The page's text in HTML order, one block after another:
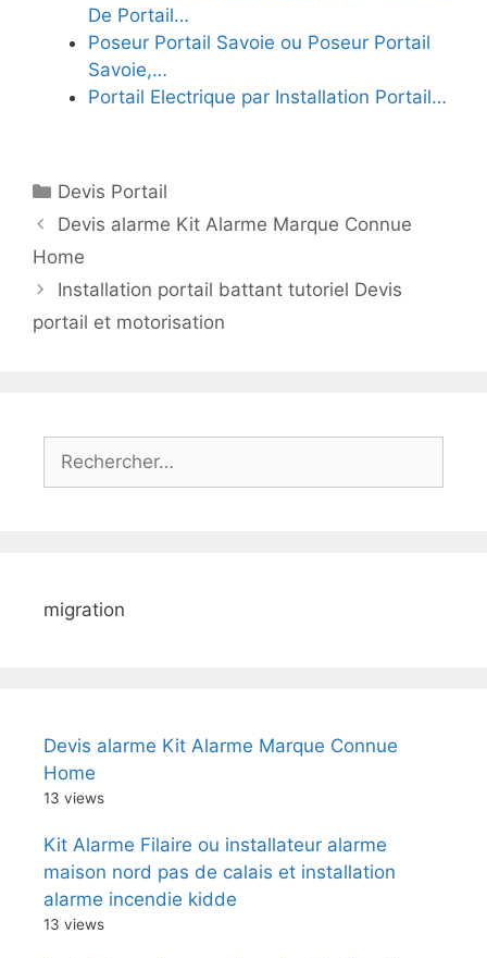
De Portail…
Poseur Portail Savoie ou Poseur Portail
Savoie,…
Portail Electrique par Installation Portail…
Catégories
Devis Portail
Devis alarme Kit Alarme Marque Connue
Home
Installation portail battant tutoriel Devis
portail et motorisation
Rechercher :
migration
Devis alarme Kit Alarme Marque Connue
Home
13 views
Kit Alarme Filaire ou installateur alarme
maison nord pas de calais et installation
alarme incendie kidde
13 views